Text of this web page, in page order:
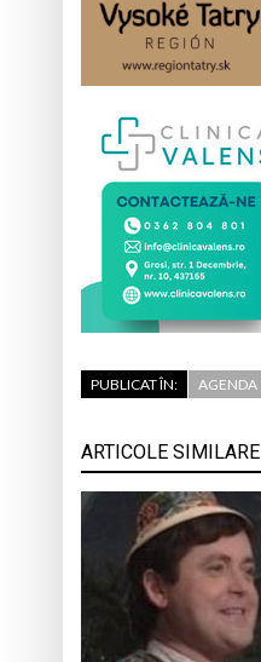
PUBLICAT ÎN: AGENDA
ARTICOLE SIMILARE